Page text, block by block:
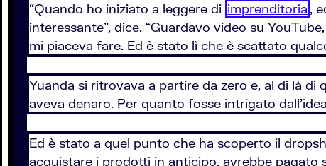
“Quando ho iniziato a leggere di imprenditoria ,
interessante”, dice. “Guardavo video su
mi piaceva fare. Ed è stato lì che è scattato
Yuanda si ritrovava a partire da zero e, al di là
aveva denaro. Per quanto fosse intrigato
Ed è stato a quel punto che ha scoperto il
acquistare i prodotti in anticipo, avrebbe